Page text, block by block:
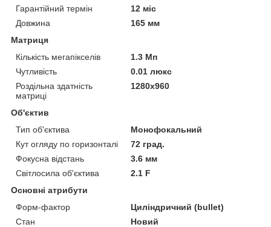
Гарантійний термін
12 міс
Довжина
165 мм
Матриця
Кількість мегапікселів
1.3 Мп
Чутливість
0.01 люкс
Роздільна здатність
матриці
1280x960
Об'єктив
Тип об'єктива
Монофокальний
Кут огляду по горизонталі
72 град.
Фокусна відстань
3.6 мм
Світлосила об'єктива
2.1 F
Основні атрибути
Форм-фактор
Циліндричний (bullet)
Стан
Новий